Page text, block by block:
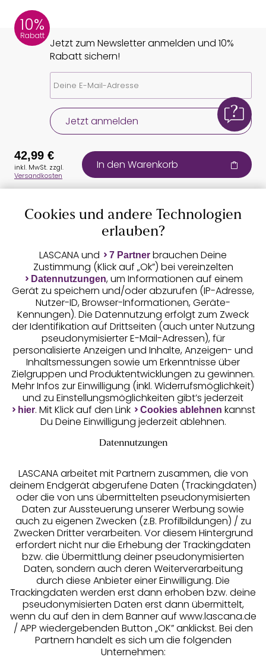
10%
Rabatt
Jetzt zum Newsletter anmelden und 10%
Rabatt sichern!
Jetzt anmelden
Auszeichnungen
Geprüfte Sicherheit
Unsere Apps
Services
Beratung
Über uns
Rechtliches
42,99 €
inkl. MwSt. zzgl.
Versandkosten
In den Warenkorb
Cookies und andere Technologien
erlauben?
LASCANA und 7 Partner brauchen Deine
Zustimmung (Klick auf „Ok”) bei vereinzelten
Datennutzungen, um Informationen auf einem
Gerät zu speichern und/oder abzurufen (IP-Adresse,
Nutzer-ID, Browser-Informationen, Geräte-
Kennungen). Die Datennutzung erfolgt zum Zweck
der Identifikation auf Drittseiten (auch unter Nutzung
pseudonymisierter E-Mail-Adressen), für
personalisierte Anzeigen und Inhalte, Anzeigen- und
Inhaltsmessungen sowie um Erkenntnisse über
Zielgruppen und Produktentwicklungen zu gewinnen.
Mehr Infos zur Einwilligung (inkl. Widerrufsmöglichkeit)
und zu Einstellungsmöglichkeiten gibt’s jederzeit
hier. Mit Klick auf den Link Cookies ablehnen kannst
Du Deine Einwilligung jederzeit ablehnen.
Datennutzungen
LASCANA arbeitet mit Partnern zusammen, die von
deinem Endgerät abgerufene Daten (Trackingdaten)
oder die von uns übermittelten pseudonymisierten
Daten zur Aussteuerung unserer Werbung sowie
auch zu eigenen Zwecken (z.B. Profilbildungen) / zu
Zwecken Dritter verarbeiten. Vor diesem Hintergrund
erfordert nicht nur die Erhebung der Trackingdaten
bzw. die Übermittlung deiner pseudonymisierten
Daten, sondern auch deren Weiterverarbeitung
durch diese Anbieter einer Einwilligung. Die
Trackingdaten werden erst dann erhoben bzw. deine
pseudonymisierten Daten erst dann übermittelt,
wenn du auf den in dem Banner auf www.lascana.de
/ APP wiedergebenden Button „OK” anklickst. Bei den
Partnern handelt es sich um die folgenden
Unternehmen: